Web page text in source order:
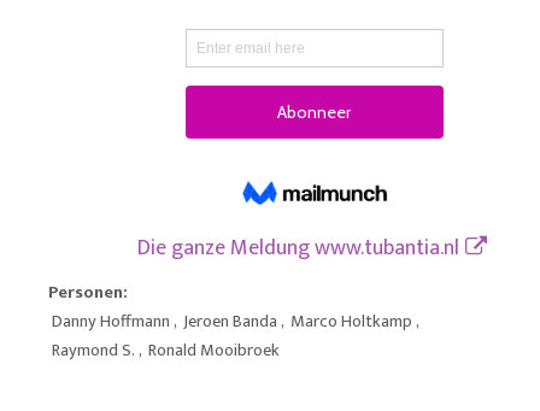
Die ganze Meldungwww.tubantia.nl
Personen:
Danny Hoffmann, Jeroen Banda, Marco Holtkamp,
Raymond S., Ronald Mooibroek